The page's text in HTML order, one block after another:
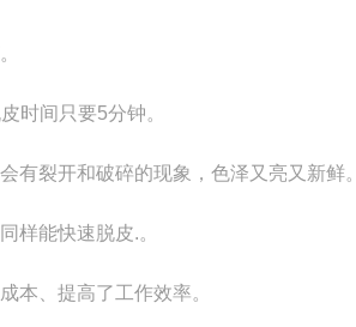
时间只要5分钟。
有裂开和破碎的现象，色泽又亮又新鲜。
样能快速脱皮.。
本、提高了工作效率。